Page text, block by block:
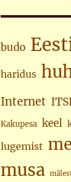
budo
haridus
Internet
Kakupesa keel
lugemist
musa